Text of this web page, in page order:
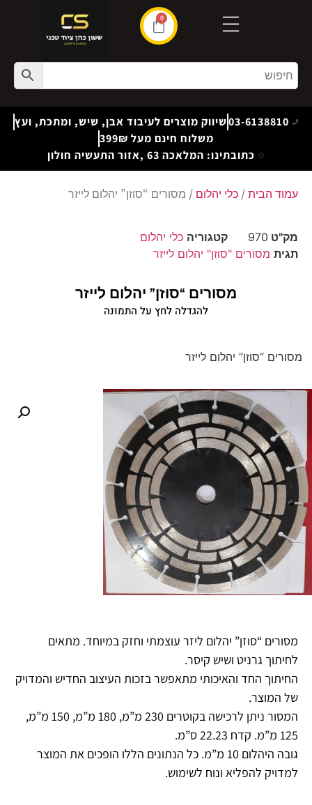
0
03-6138810שיווק מוצרים לעיבוד אבן, שיש, ומתכת, ועץ
משלוח חינם מעל 399₪
כתובתינו: המלאכה 63 ,אזור התעשיה חולון
עמוד הבית / כלי יהלום / מסורים “סוזן” יהלום לייזר
מק"ט 970 קטגוריה כלי יהלום
תגית מסורים "סוזן" יהלום לייזר
מסורים “סוזן” יהלום לייזר
להגדלה לחץ על התמונה
מסורים “סוזן” יהלום לייזר
מסורים “סוזן” יהלום ליזר עוצמתי וחזק במיוחד. מתאים
לחיתוך גרניט ושיש קיסר.
החיתוך החד והאיכותי מתאפשר בזכות העיצוב החדיש והמדויק
של המוצר.
המסור ניתן לרכישה בקוטרים 230 מ”מ, 180 מ”מ, 150 מ”מ,
125 מ”מ. קדח 22.23 ס”מ.
גובה היהלום 10 מ”מ. כל הנתונים הללו הופכים את המוצר
למדויק להפליא ונוח לשימוש.